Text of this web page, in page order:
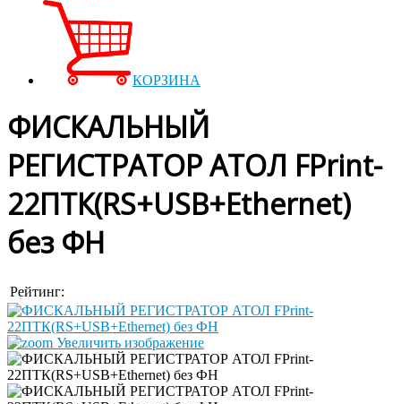
КОРЗИНА
ФИСКАЛЬНЫЙ
РЕГИСТРАТОР АТОЛ FPrint-
22ПТК(RS+USB+Ethernet)
без ФН
Рейтинг:
Увеличить изображение